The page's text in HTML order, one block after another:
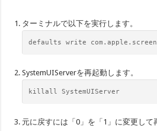
ターミナルで以下を実行します。
defaults​ write
SystemUIServerを再起動します。
kill​all SystemUIServer
元に戻すには「0」を「1」に変更して